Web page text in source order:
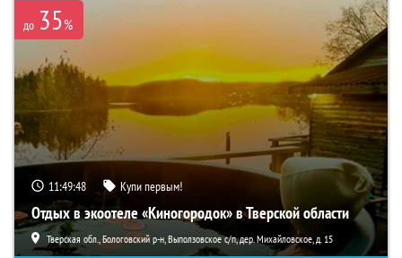
до 35%
11:49:46 Купи первым!
Отдых в экоотеле «Киногородок» в Тверской области
Тверская обл., Бологовский р-н, Выползовское с/п, дер. Михайловское, д. 15